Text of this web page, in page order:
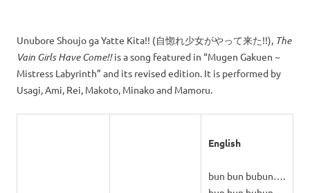
to
series!
Unubore Shoujo ga Yatte Kita!! (自惚れ少女がやって来た!!), The
Vain Girls Have Come!!is a song featured in “Mugen Gakuen ~
Mistress Labyrinth” and its revised edition. It is performed by
Usagi, Ami, Rei, Makoto, Minako and Mamoru.
English
bun bun bubun….